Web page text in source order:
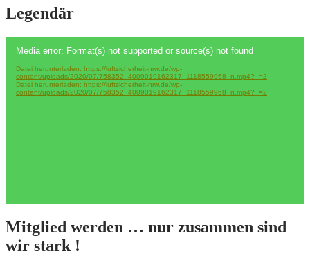
Legendär
Player
Media error: Format(s) not supported or source(s) not found
Datei herunterladen: https://luftsicherheit-nrw.de/wp-
content/uploads/2020/07/758352_4009019162317_1118559968_n.mp4?_=2
Datei herunterladen: https://luftsicherheit-nrw.de/wp-
content/uploads/2020/07/758352_4009019162317_1118559968_n.mp4?_=2
Mitglied werden … nur zusammen sind
wir stark !